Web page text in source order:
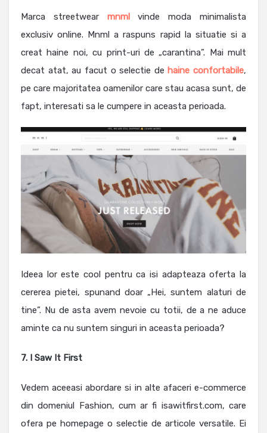
Marca streetwear mnml
vinde moda minimalista
exclusiv online. Mnml a raspuns rapid la situatie si a
creat haine noi, cu print-uri de „carantina”. Mai mult
decat atat, au facut o selectie dehaine confortabile,
pe care majoritatea oamenilor care stau acasa sunt, de
fapt, interesati sa le cumpere in aceasta perioada.
Ideea lor este cool pentru ca isi adapteaza oferta la
cererea pietei, spunand doar „Hei, suntem alaturi de
tine”. Nu de asta avem nevoie cu totii, de a ne aduce
aminte ca nu suntem singuri in aceasta perioada?
7. I Saw It First
Vedem aceeasi abordare si in alte afaceri e-commerce
din domeniul Fashion, cum ar fi isawitfirst.com, care
ofera pe homepage o selectie de articole versatile. Ei